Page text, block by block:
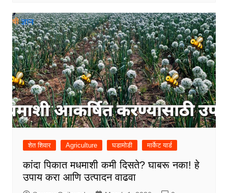
शेत शिवार Agriculture घडामोडी मार्केट यार्ड
कांदा पिकात मधमाशी कमी दिसते? घाबरू नका! हे
उपाय करा आणि उत्पादन वाढवा